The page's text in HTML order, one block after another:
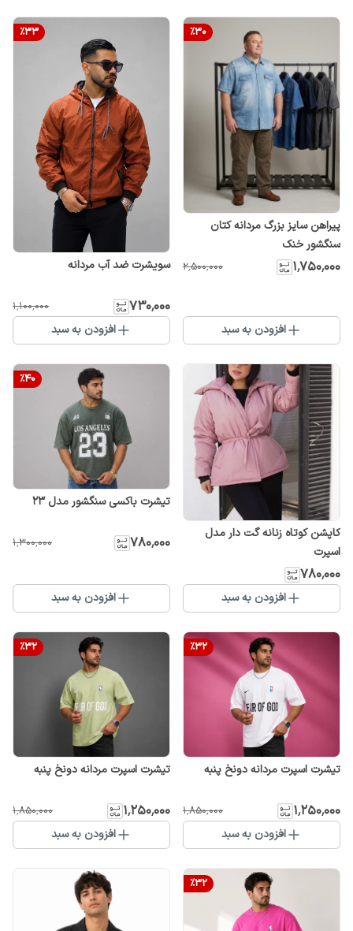
%30
پیراهن سایز بزرگ مردانه کتان
سنگشور خنک
۱٬۷۵۰٬۰۰۰ ۲٬۵۰۰٬۰۰۰
افزودن به سبد
%33
سویشرت ضد آب مردانه
۷۳۰٬۰۰۰ ۱٬۱۰۰٬۰۰۰
افزودن به سبد
کاپشن کوتاه زنانه گت دار مدل
اسپرت
۷۸۰٬۰۰۰
افزودن به سبد
%40
تیشرت باکسی سنگشور مدل 23
۷۸۰٬۰۰۰ ۱٬۳۰۰٬۰۰۰
افزودن به سبد
%32
تیشرت اسپرت مردانه دونخ پنبه
۱٬۲۵۰٬۰۰۰ ۱٬۸۵۰٬۰۰۰
افزودن به سبد
%32
تیشرت اسپرت مردانه دونخ پنبه
۱٬۲۵۰٬۰۰۰ ۱٬۸۵۰٬۰۰۰
افزودن به سبد
%32